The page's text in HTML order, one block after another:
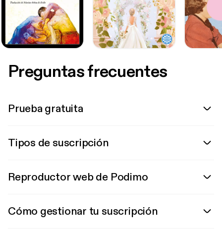
Preguntas frecuentes
Prueba gratuita
Tipos de suscripción
Reproductor web de Podimo
Cómo gestionar tu suscripción